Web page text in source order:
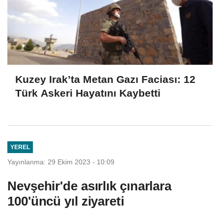
Kuzey Irak’ta Metan Gazı Faciası: 12
Türk Askeri Hayatını Kaybetti
YEREL
Yayınlanma: 29 Ekim 2023 - 10:09
Nevşehir'de asırlık çınarlara
100'üncü yıl ziyareti